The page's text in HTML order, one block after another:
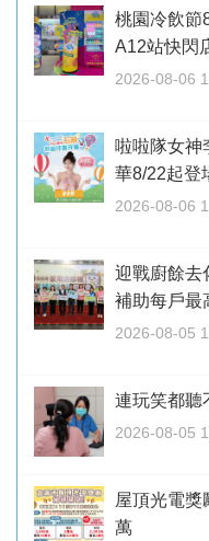
桃園冷飲節
A12站快閃
2026-08-06
啦啦隊女
華8/22起登
2026-08-06
迎戰廚餘
補助每戶
2026-08-05
連玩笑都
2026-08-05
屋頂光電
萬